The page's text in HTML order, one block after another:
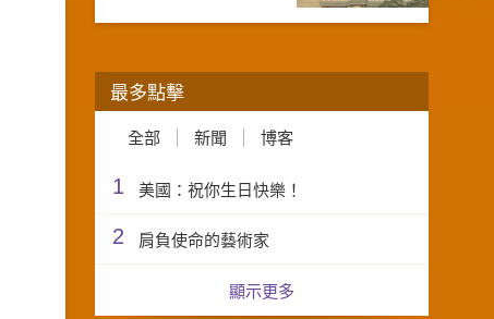
最多點擊
全部 新聞 博客
1 美國：祝你生日快樂！
2 肩負使命的藝術家
顯示更多